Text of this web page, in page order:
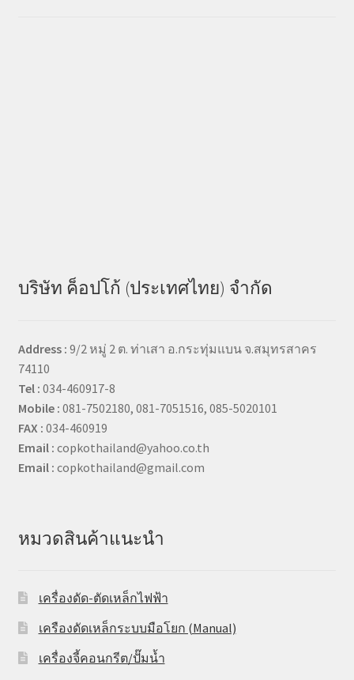
บริษัท ค็อปโก้ (ประเทศไทย) จำกัด
Address : 9/2 หมู่ 2 ต. ท่าเสา อ.กระทุ่มแบน จ.สมุทรสาคร
74110
Tel : 034-460917-8
Mobile : 081-7502180, 081-7051516, 085-5020101
FAX : 034-460919
Email : copkothailand@yahoo.co.th
Email : copkothailand@gmail.com
หมวดสินค้าแนะนำ
เครื่องดัด-ตัดเหล็กไฟฟ้า
เครืองดัดเหล็กระบบมือโยก (Manual)
เครื่องจี้คอนกรีต/ปั๊มน้ำ